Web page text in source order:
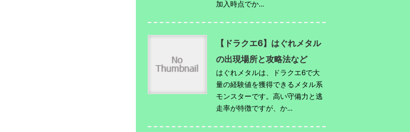
加入時点でか...
【ドラクエ6】はぐれメタル
の出現場所と攻略法など
はぐれメタルは、ドラクエ6で大
量の経験値を獲得できるメタル系
モンスターです。高い守備力と逃
走率が特徴ですが、か...